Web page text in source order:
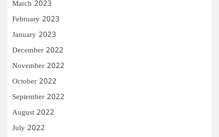
March 2023
February 2023
January 2023
December 2022
November 2022
October 2022
September 2022
August 2022
July 2022